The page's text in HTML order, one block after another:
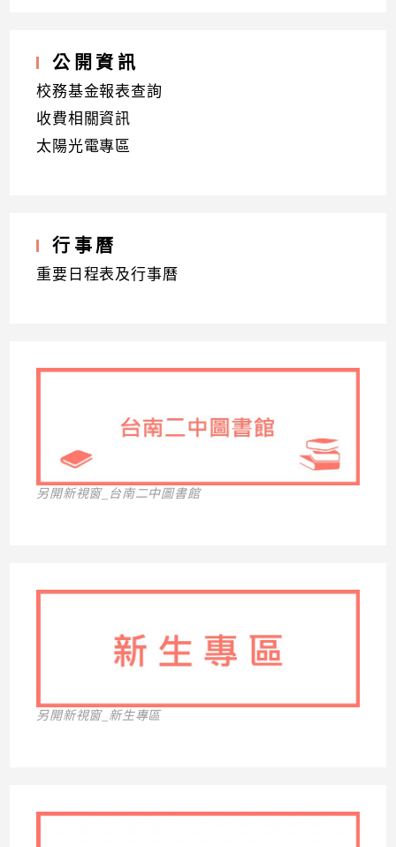
公開資訊
校務基金報表查詢
收費相關資訊
太陽光電專區
行事曆
重要日程表及行事曆
另開新視窗_台南二中圖書館
另開新視窗_新生專區